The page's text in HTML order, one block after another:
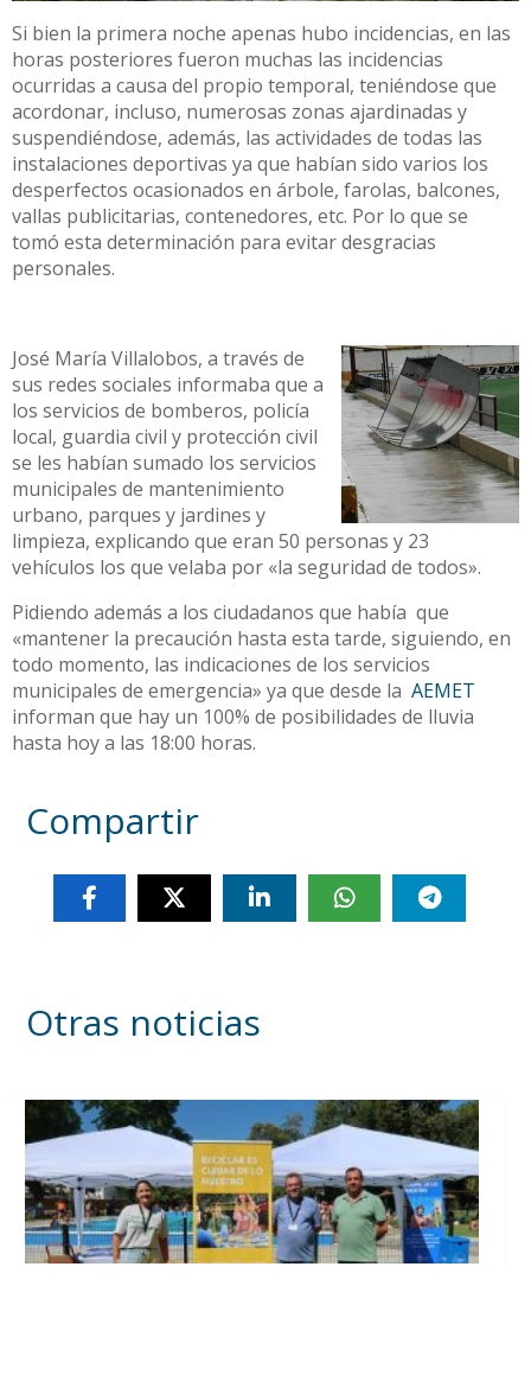
Si bien la primera noche apenas hubo incidencias, en las
horas posteriores fueron muchas las incidencias
ocurridas a causa del propio temporal, teniéndose que
acordonar, incluso, numerosas zonas ajardinadas y
suspendiéndose, además, las actividades de todas las
instalaciones deportivas ya que habían sido varios los
desperfectos ocasionados en árbole, farolas, balcones,
vallas publicitarias, contenedores, etc. Por lo que se
tomó esta determinación para evitar desgracias
personales.
José María Villalobos, a través de
sus redes sociales informaba que a
los servicios de bomberos, policía
local, guardia civil y protección civil
se les habían sumado los servicios
municipales de mantenimiento
urbano, parques y jardines y
limpieza, explicando que eran 50 personas y 23
vehículos los que velaba por «la seguridad de todos».
Pidiendo además a los ciudadanos que había que
«mantener la precaución hasta esta tarde, siguiendo, en
todo momento, las indicaciones de los servicios
municipales de emergencia» ya que desde la AEMET
informan que hay un 100% de posibilidades de lluvia
hasta hoy a las 18:00 horas.
Compartir
Otras noticias